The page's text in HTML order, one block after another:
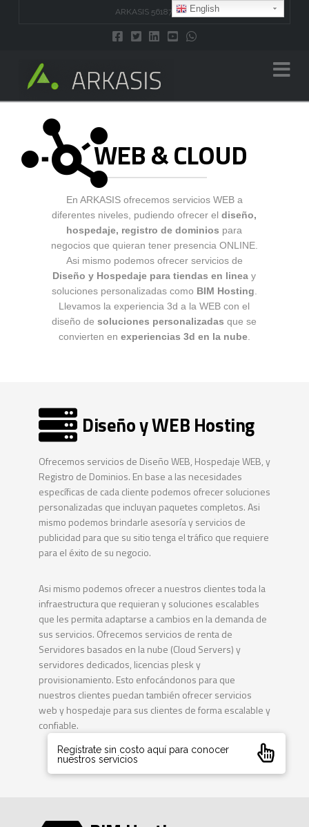
ARKASIS 5618743707
WEB & CLOUD
En ARKASIS ofrecemos servicios WEB a
diferentes niveles, pudiendo ofrecer el diseño,
hospedaje, registro de dominios para
negocios que quieran tener presencia ONLINE.
Asi mismo podemos ofrecer servicios de
Diseño y Hospedaje para tiendas en linea y
soluciones personalizadas como BIM Hosting
Llevamos la experiencia 3d a la WEB con el
diseño de soluciones personalizadas que se
convierten en experiencias 3d en la nube.
Diseño y WEB Hosting
Ofrecemos servicios de Diseño WEB, Hospedaje WEB, y
Registro de Dominios. En base a las necesidades
específicas de cada cliente podemos ofrecer soluciones
personalizadas que incluyan paquetes completos. Asi
mismo podemos brindarle asesoría y servicios de
publicidad para que su sitio tenga el tráfico que requiere
para el éxito de su negocio.
Asi mismo podemos ofrecer a nuestros clientes toda la
infraestructura que requieran y soluciones escalables
que les permita adaptarse a cambios en la demanda de
sus servicios. Ofrecemos servicios de renta de
Servidores basados en la nube (Cloud Servers) y
servidores dedicados, licencias plesk y
provisionamiento. Esto enfocándonos para que
nuestros clientes puedan también ofrecer servicios
web y hospedaje para sus clientes de forma escalable y
confiable.
Regístrate sin costo aquí para conocer
nuestros servicios
English